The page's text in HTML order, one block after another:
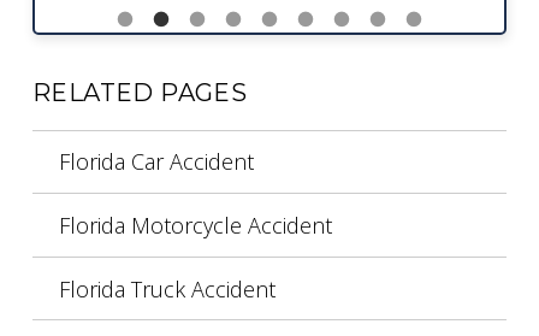
RELATED PAGES
Florida Car Accident
Florida Motorcycle Accident
Florida Truck Accident